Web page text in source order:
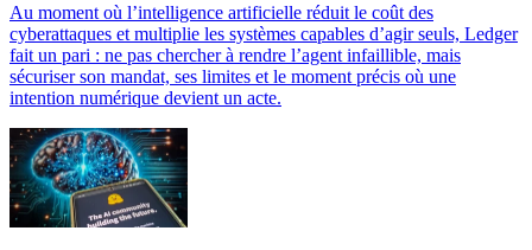
Au moment où l’intelligence artificielle réduit le coût des
cyberattaques et multiplie les systèmes capables d’agir seuls, Ledger
fait un pari : ne pas chercher à rendre l’agent infaillible, mais
sécuriser son mandat, ses limites et le moment précis où une
intention numérique devient un acte.